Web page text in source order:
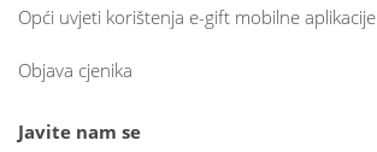
Opći uvjeti korištenja e-gift mobilne aplikacije
Objava cjenika
Javite nam se